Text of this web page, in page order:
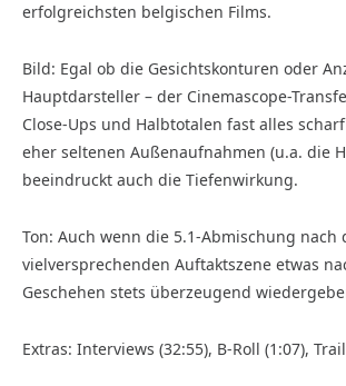
erfolgreichsten belgischen Films.
Bild: Egal ob die Gesichtskonturen oder
Hauptdarsteller – der Cinemascope-
Close-Ups und Halbtotalen fast alles
eher seltenen Außenaufnahmen (u.a. die
beeindruckt auch die Tiefenwirkung.
Ton: Auch wenn die 5.1-Abmischung nach
vielversprechenden Auftaktszene etwas
Geschehen stets überzeugend
Extras: Interviews (32:55), B-Roll (1:07),